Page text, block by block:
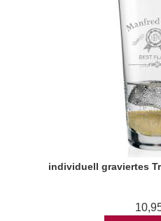
individuell graviertes